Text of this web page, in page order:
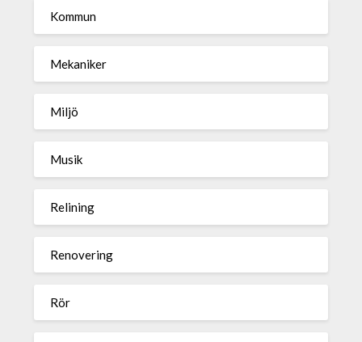
Kommun
Mekaniker
Miljö
Musik
Relining
Renovering
Rör